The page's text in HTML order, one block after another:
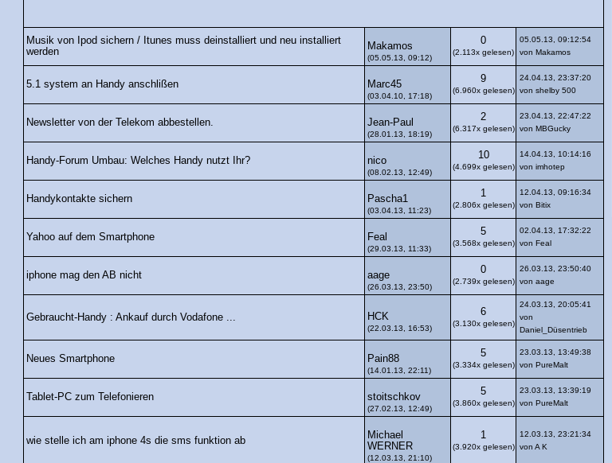
Musik von Ipod sichern / Itunes muss deinstalliert und neu installiert
werden
Makamos
(05.05.13, 09:12)
0
(2.113x gelesen)
05.05.13, 09:12:54
von Makamos
5.1 system an Handy anschlißen Marc45
(03.04.10, 17:18)
9
(6.960x gelesen)
24.04.13, 23:37:20
von shelby 500
Newsletter von der Telekom abbestellen. Jean-Paul
(28.01.13, 18:19)
2
(6.317x gelesen)
23.04.13, 22:47:22
von MBGucky
Handy-Forum Umbau: Welches Handy nutzt Ihr? nico
(08.02.13, 12:49)
10
(4.699x gelesen)
14.04.13, 10:14:16
von imhotep
Handykontakte sichern Pascha1
(03.04.13, 11:23)
1
(2.806x gelesen)
12.04.13, 09:16:34
von Bitix
Yahoo auf dem Smartphone Feal
(29.03.13, 11:33)
5
(3.568x gelesen)
02.04.13, 17:32:22
von Feal
iphone mag den AB nicht aage
(26.03.13, 23:50)
0
(2.739x gelesen)
26.03.13, 23:50:40
von aage
Gebraucht-Handy : Ankauf durch Vodafone ... HCK
(22.03.13, 16:53)
6
(3.130x gelesen)
24.03.13, 20:05:41
von
Daniel_Düsentrieb
Neues Smartphone Pain88
(14.01.13, 22:11)
5
(3.334x gelesen)
23.03.13, 13:49:38
von PureMalt
Tablet-PC zum Telefonieren stoitschkov
(27.02.13, 12:49)
5
(3.860x gelesen)
23.03.13, 13:39:19
von PureMalt
wie stelle ich am iphone 4s die sms funktion ab
Michael
WERNER
(12.03.13, 21:10)
1
(3.920x gelesen)
12.03.13, 23:21:34
von A K